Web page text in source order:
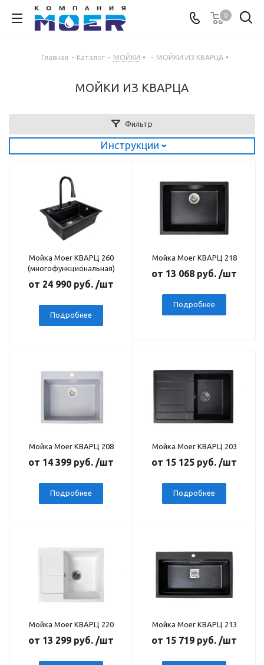
0
Главная - Каталог - МОЙКИ - МОЙКИ ИЗ КВАРЦА
МОЙКИ ИЗ КВАРЦА
Фильтр
Инструкции ‹
Мойка Moer КВАРЦ 260
(многофункциональная)
от 24 990 руб. /шт
Подробнее
Мойка Moer КВАРЦ 218
от 13 068 руб. /шт
Подробнее
Мойка Moer КВАРЦ 208
от 14 399 руб. /шт
Подробнее
Мойка Moer КВАРЦ 203
от 15 125 руб. /шт
Подробнее
Мойка Moer КВАРЦ 220
от 13 299 руб. /шт
Мойка Moer КВАРЦ 213
от 15 719 руб. /шт